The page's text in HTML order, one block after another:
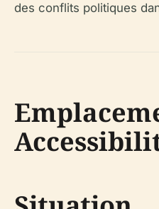
des conflits politiques